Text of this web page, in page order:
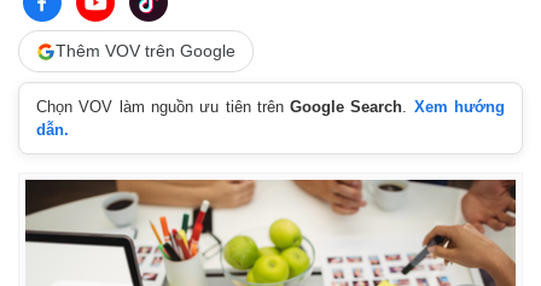
Thêm VOV trên Google
Chọn VOV làm nguồn ưu tiên trênGoogle Search. Xem hướng
dẫn.